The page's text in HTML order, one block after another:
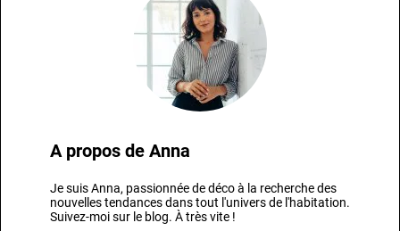
A propos de Anna
Je suis Anna, passionnée de déco à la recherche des
nouvelles tendances dans tout l'univers de l'habitation.
Suivez-moi sur le blog. À très vite !